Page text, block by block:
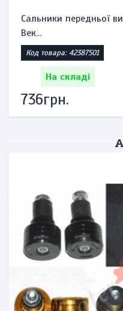
Сальники передньої
Век...
Код товара: 42387501
На складі
736грн.